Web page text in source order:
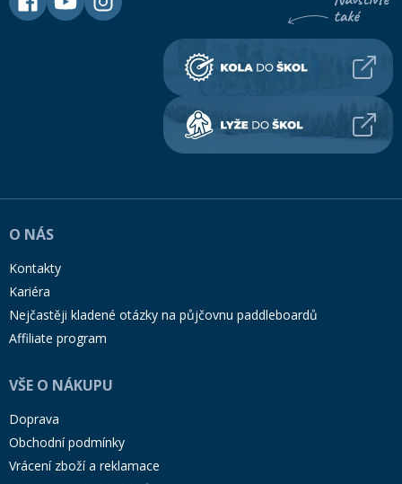
O NÁS
Kontakty
Kariéra
Nejčastěji kladené otázky na půjčovnu paddleboardů
Affiliate program
VŠE O NÁKUPU
Doprava
Obchodní podmínky
Vrácení zboží a reklamace